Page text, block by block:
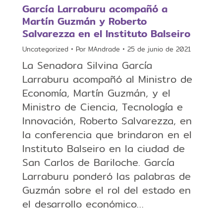
García Larraburu acompañó a
Martín Guzmán y Roberto
Salvarezza en el Instituto Balseiro
Uncategorized Por MAndrade 25 de junio de 2021
La Senadora Silvina García
Larraburu acompañó al Ministro de
Economía, Martín Guzmán, y el
Ministro de Ciencia, Tecnología e
Innovación, Roberto Salvarezza, en
la conferencia que brindaron en el
Instituto Balseiro en la ciudad de
San Carlos de Bariloche. García
Larraburu ponderó las palabras de
Guzmán sobre el rol del estado en
el desarrollo económico…